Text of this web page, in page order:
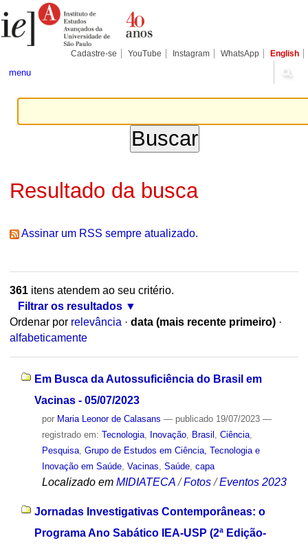
para
conteúdo.
Pessoais
Cadastre-se YouTube Instagram WhatsApp English
menu
Resultado da busca
Assinar um RSS sempre atualizado.
361itens atendem ao seu critério.
Filtrar os resultados
Ordenar por relevância · data (mais recente primeiro) ·
alfabeticamente
Em Busca da Autossuficiência do Brasil em
Vacinas - 05/07/2023
por Maria Leonor de Calasans — publicado19/07/2023 —
registrado em: Tecnologia, Inovação, Brasil Ciência,
Pesquisa, Grupo de Estudos em Ciência, Tecnologia e
Inovação em Saúde, Vacinas Saúde, capa
Localizado em MIDIATECA /Fotos /Eventos 2023
Jornadas Investigativas Contemporâneas: o
Programa Ano Sabático IEA-USP (2ª Edição-